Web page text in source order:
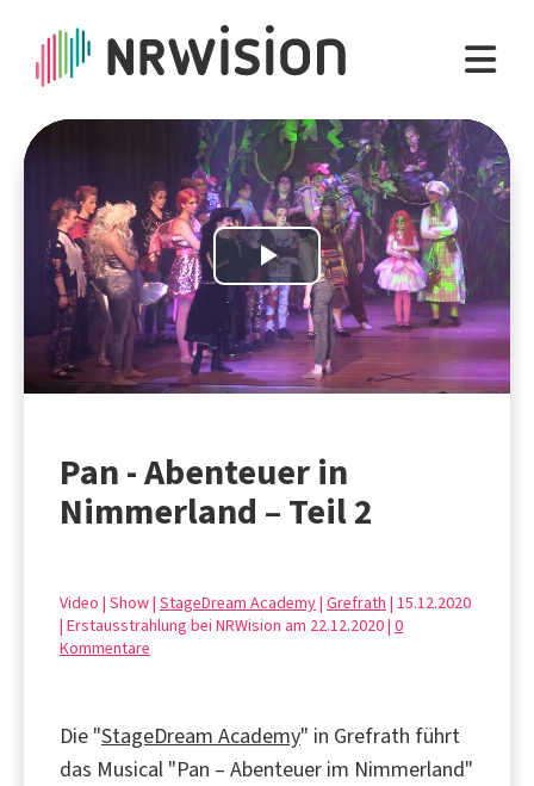
Play
Video
Pan - Abenteuer in
Nimmerland – Teil 2
Video | Show | StageDream Academy| Grefrath | 15.12.2020
| Erstausstrahlung bei NRWision am 22.12.2020 | 0
Kommentare
Die "StageDream Academy" in Grefrath führt
das Musical "Pan – Abenteuer im Nimmerland"